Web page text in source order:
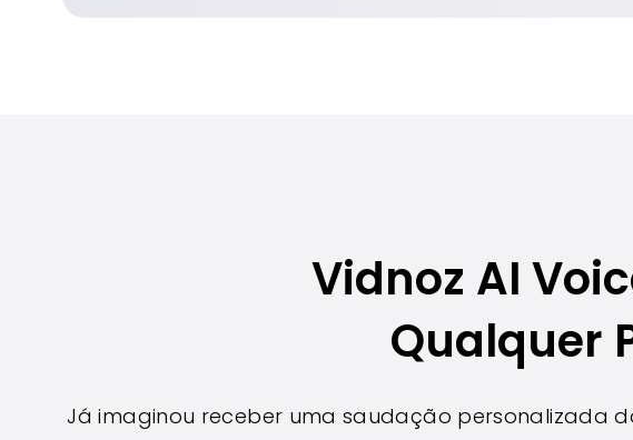
Vidnoz AI
Qualquer
Já imaginou receber uma saudação personalizada